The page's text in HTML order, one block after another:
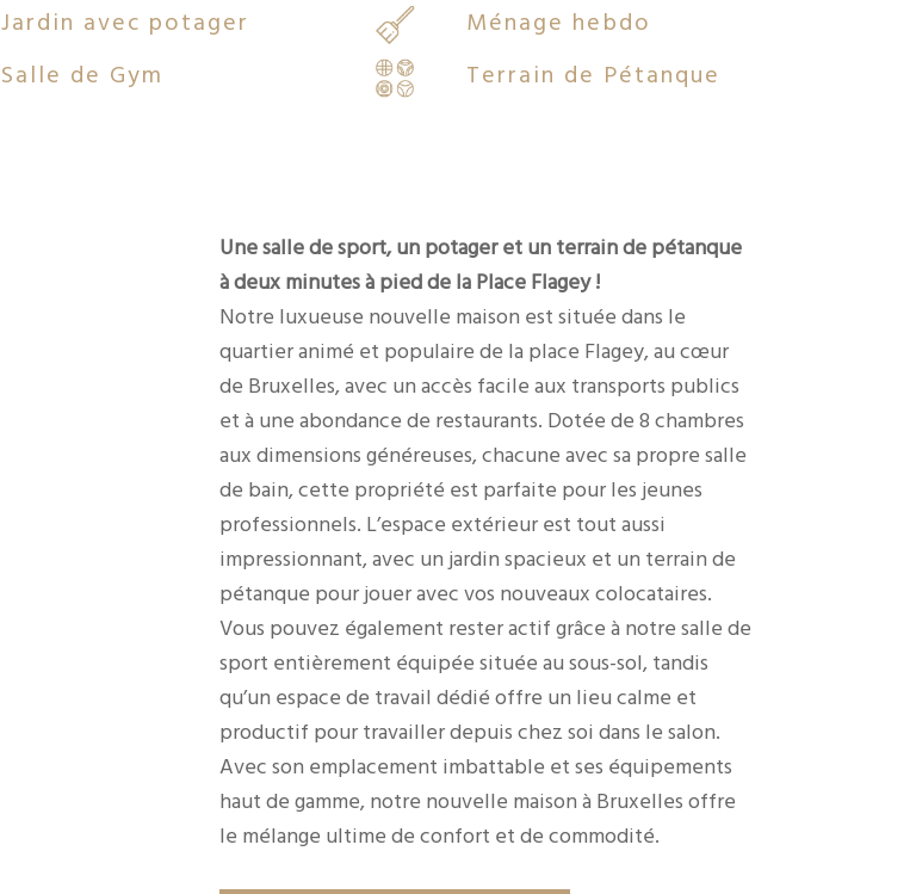
Jardin avec potager
Salle de Gym
Ménage hebdo
Terrain de Pétanque
Une salle de sport, un potager et un terrain de pétanque
à deux minutes à pied de la Place Flagey !
Notre luxueuse nouvelle maison est située dans le
quartier animé et populaire de la place Flagey, au cœur
de Bruxelles, avec un accès facile aux transports publics
et à une abondance de restaurants. Dotée de 8 chambres
aux dimensions généreuses, chacune avec sa propre salle
de bain, cette propriété est parfaite pour les jeunes
professionnels. L’espace extérieur est tout aussi
impressionnant, avec un jardin spacieux et un terrain de
pétanque pour jouer avec vos nouveaux colocataires.
Vous pouvez également rester actif grâce à notre salle de
sport entièrement équipée située au sous-sol, tandis
qu’un espace de travail dédié offre un lieu calme et
productif pour travailler depuis chez soi dans le salon.
Avec son emplacement imbattable et ses équipements
haut de gamme, notre nouvelle maison à Bruxelles offre
le mélange ultime de confort et de commodité.